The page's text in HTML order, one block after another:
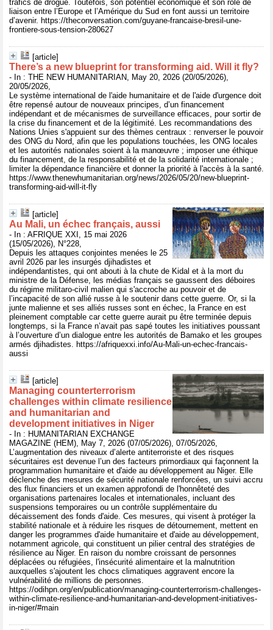
trafics de drogue. Toutefois, son potentiel économique et son rôle de
liaison entre l’Europe et l’Amérique du Sud en font aussi un territoire
d’avenir. https://theconversation.com/guyane-francaise-bresil-une-
frontiere-sous-tension-280627
[article]
There’s a new blueprint for transforming aid. Will it fly?
- In : THE NEW HUMANITARIAN, May 20, 2026 (20/05/2026),
20/05/2026,
Le système international de l'aide humanitaire et de l'aide d'urgence doit
être repensé autour de nouveaux principes, d’un financement
indépendant et de mécanismes de surveillance efficaces, pour sortir de
la crise du financement et de la légitimité. Les recommandations des
Nations Unies s'appuient sur des thèmes centraux : renverser le pouvoir
des ONG du Nord, afin que les populations touchées, les ONG locales
et les autorités nationales soient à la manœuvre ; imposer une éthique
du financement, de la responsabilité et de la solidarité internationale ;
limiter la dépendance financière et donner la priorité à l'accès à la santé.
https://www.thenewhumanitarian.org/news/2026/05/20/new-blueprint-
transforming-aid-will-it-fly
[article]
Au Mali, un échec français, aussi
- In : AFRIQUE XXI, 15 mai 2026
(15/05/2026), N°228,
Depuis les attaques conjointes menées le 25
avril 2026 par les insurgés djihadistes et
indépendantistes, qui ont abouti à la chute de Kidal et à la mort du
ministre de la Défense, les médias français se gaussent des déboires
du régime militaro-civil malien qui s'accroche au pouvoir et de
l’incapacité de son allié russe à le soutenir dans cette guerre. Or, si la
junte malienne et ses alliés russes sont en échec, la France en est
pleinement comptable car cette guerre aurait pu être terminée depuis
longtemps, si la France n’avait pas sapé toutes les initiatives poussant
à l’ouverture d’un dialogue entre les autorités de Bamako et les groupes
armés djihadistes. https://afriquexxi.info/Au-Mali-un-echec-francais-
aussi
[article]
Managing counterterrorism
challenges within climate resilience
and humanitarian and
development initiatives in Niger
- In : HUMANITARIAN EXCHANGE
MAGAZINE (HEM), May 7, 2026 (07/05/2026), 07/05/2026,
L’augmentation des niveaux d’alerte antiterroriste et des risques
sécuritaires est devenue l’un des facteurs primordiaux qui façonnent la
programmation humanitaire et d'aide au développement au Niger. Elle
déclenche des mesures de sécurité nationale renforcées, un suivi accru
des flux financiers et un examen approfondi de l'honnêteté des
organisations partenaires locales et internationales, incluant des
suspensions temporaires ou un contrôle supplémentaire du
décaissement des fonds d'aide. Ces mesures, qui visent à protéger la
stabilité nationale et à réduire les risques de détournement, mettent en
danger les programmes d'aide humanitaire et d'aide au développement,
notamment agricole, qui constituent un pilier central des stratégies de
résilience au Niger. En raison du nombre croissant de personnes
déplacées ou réfugiées, l'insécurité alimentaire et la malnutrition
auxquelles s'ajoutent les chocs climatiques aggravent encore la
vulnérabilité de millions de personnes.
https://odihpn.org/en/publication/managing-counterterrorism-challenges-
within-climate-resilience-and-humanitarian-and-development-initiatives-
in-niger/#main